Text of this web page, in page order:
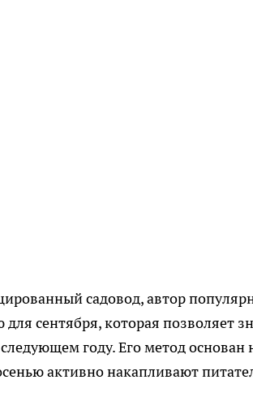
садовод, автор
для сентября, которая позволяет
следующем году. Его метод
активно накапливают